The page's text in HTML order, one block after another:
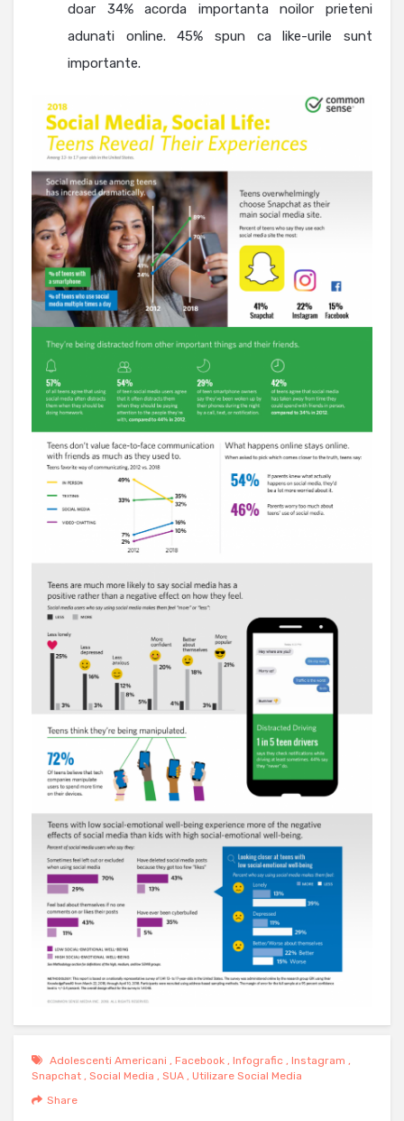
doar 34% acorda importanta noilor prieteni
adunati online. 45% spun ca like-urile sunt
importante.
Adolescenti Americani , Facebook , Infografic , Instagram ,
Snapchat , Social Media , SUA , Utilizare Social Media
Share